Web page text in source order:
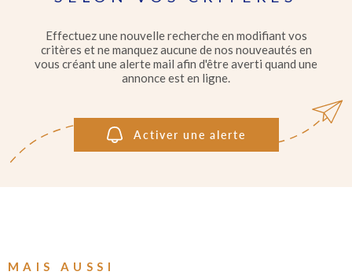
GÉRER
Effectuez une nouvelle recherche en modifiant vos
critères et ne manquez aucune de nos nouveautés en
vous créant une alerte mail afin d'être averti quand une
annonce est en ligne.
Activer une alerte
MAIS AUSSI
Pièces
PIÈCES
RÉFÉRENCE
CRITÈRES SUPPLÉMENTAIRES
Piscine
Parking
RECHERCHER